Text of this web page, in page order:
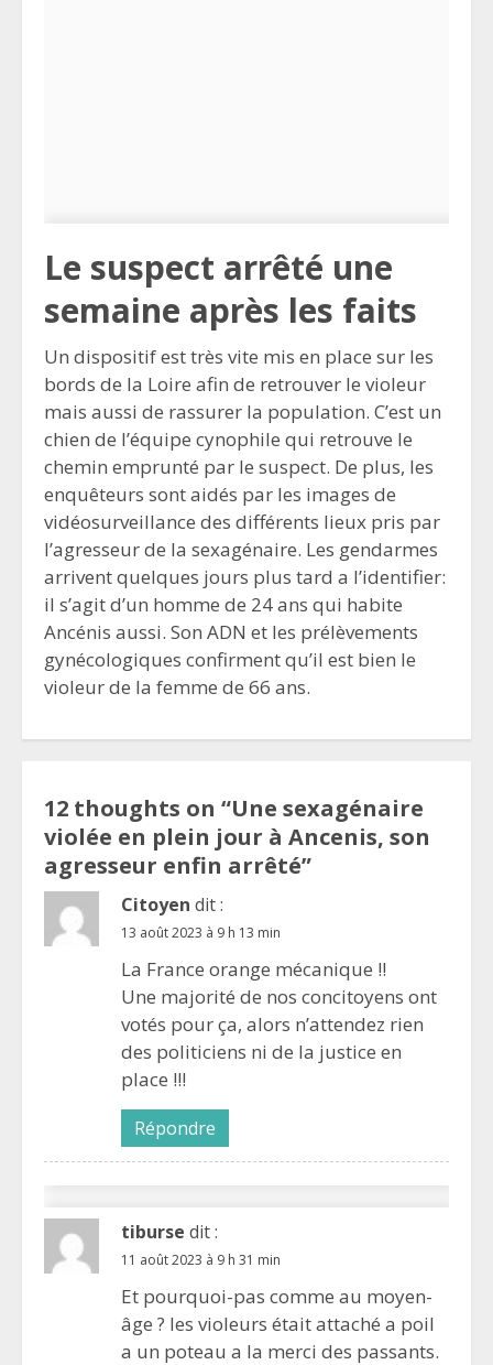
Le suspect arrêté une
semaine après les faits
Un dispositif est très vite mis en place sur les
bords de la Loire afin de retrouver le violeur
mais aussi de rassurer la population. C’est un
chien de l’équipe cynophile qui retrouve le
chemin emprunté par le suspect. De plus, les
enquêteurs sont aidés par les images de
vidéosurveillance des différents lieux pris par
l’agresseur de la sexagénaire. Les gendarmes
arrivent quelques jours plus tard a l’identifier:
il s’agit d’un homme de 24 ans qui habite
Ancénis aussi. Son ADN et les prélèvements
gynécologiques confirment qu’il est bien le
violeur de la femme de 66 ans.
12 thoughts on “Une sexagénaire
violée en plein jour à Ancenis, son
agresseur enfin arrêté”
Citoyen dit :
13 août 2023 à 9 h 13 min
La France orange mécanique !!
Une majorité de nos concitoyens ont
votés pour ça, alors n’attendez rien
des politiciens ni de la justice en
place !!!
Répondre
tiburse dit :
11 août 2023 à 9 h 31 min
Et pourquoi-pas comme au moyen-
âge ? les violeurs était attaché a poil
a un poteau a la merci des passants.